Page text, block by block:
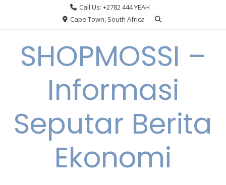
Call Us: +2782 444 YEAH
Cape Town, South Africa
SHOPMOSSI –
Informasi
Seputar Berita
Ekonomi